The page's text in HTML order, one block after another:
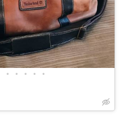
• • • • •